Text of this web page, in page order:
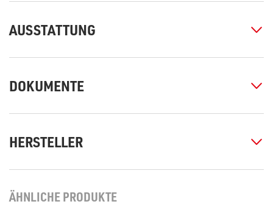
AUSSTATTUNG
DOKUMENTE
HERSTELLER
ÄHNLICHE PRODUKTE